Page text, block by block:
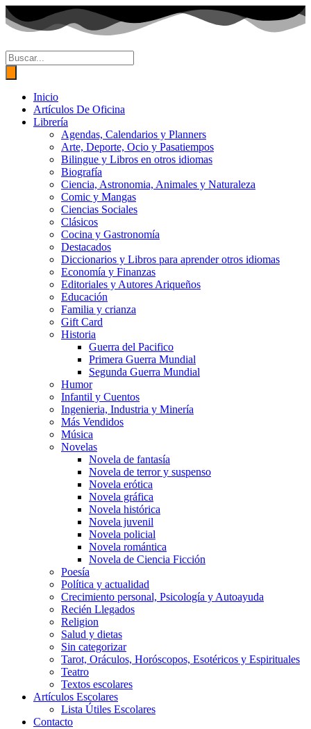
Ir
al
contenido
Búsqueda
de
productos
Inicio
Artículos De Oficina
Librería
Agendas, Calendarios y Planners
Arte, Deporte, Ocio y Pasatiempos
Bilingue y Libros en otros idiomas
Biografía
Ciencia, Astronomia, Animales y Naturaleza
Comic y Mangas
Ciencias Sociales
Clásicos
Cocina y Gastronomía
Destacados
Diccionarios y Libros para aprender otros idiomas
Economía y Finanzas
Editoriales y Autores Ariqueños
Educación
Familia y crianza
Gift Card
Historia
Guerra del Pacifico
Primera Guerra Mundial
Segunda Guerra Mundial
Humor
Infantil y Cuentos
Ingenieria, Industria y Minería
Más Vendidos
Música
Novelas
Novela de fantasía
Novela de terror y suspenso
Novela erótica
Novela gráfica
Novela histórica
Novela juvenil
Novela policial
Novela romántica
Novela de Ciencia Ficción
Poesía
Política y actualidad
Crecimiento personal, Psicología y Autoayuda
Recién Llegados
Religion
Salud y dietas
Sin categorizar
Tarot, Oráculos, Horóscopos, Esotéricos y Espirituales
Teatro
Textos escolares
Artículos Escolares
Lista Útiles Escolares
Contacto